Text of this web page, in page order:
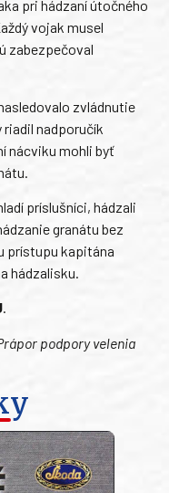
pri hádzaní útočného
vojak musel
zabezpečoval
zvládnutie
nadporučík
nácviku mohli byť
príslušníci, hádzali
granátu bez
prístupu kapitána
hádzalisku.
.
podpory velenia